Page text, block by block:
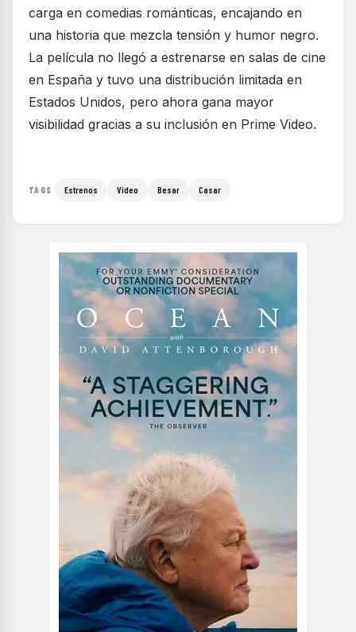
carga en comedias románticas, encajando en
una historia que mezcla tensión y humor negro.
La película no llegó a estrenarse en salas de cine
en España y tuvo una distribución limitada en
Estados Unidos, pero ahora gana mayor
visibilidad gracias a su inclusión en Prime Video.
TAGS Estrenos Video Besar Casar